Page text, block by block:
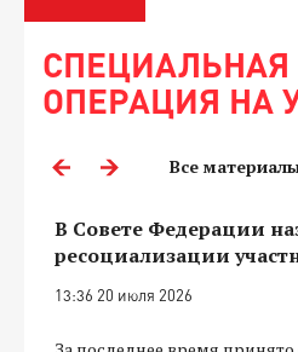
СПЕЦИАЛЬНАЯ
ОПЕРАЦИЯ НА
Все
В Совете Федерации
ресоциализации
13:36 20 июля 2026